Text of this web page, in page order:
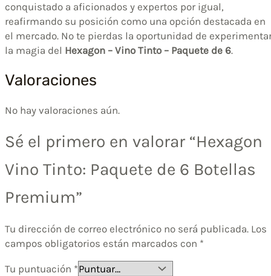
conquistado a aficionados y expertos por igual,
reafirmando su posición como una opción destacada en
el mercado. No te pierdas la oportunidad de
la magia del Hexagon – Vino Tinto – Paquete de 6.
Valoraciones
No hay valoraciones aún.
Sé el primero en valorar “Hexagon
Vino Tinto: Paquete de 6 Botellas
Premium”
Tu dirección de correo electrónico no será publicada. Los
campos obligatorios están marcados con *
Tu puntuación *